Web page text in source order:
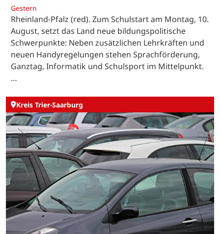
Gestern
Rheinland-Pfalz (red). Zum Schulstart am Montag, 10.
August, setzt das Land neue bildungspolitische
Schwerpunkte: Neben zusätzlichen Lehrkräften und
neuen Handyregelungen stehen Sprachförderung,
Ganztag, Informatik und Schulsport im Mittelpunkt.
…
Kreis Trier-Saarburg